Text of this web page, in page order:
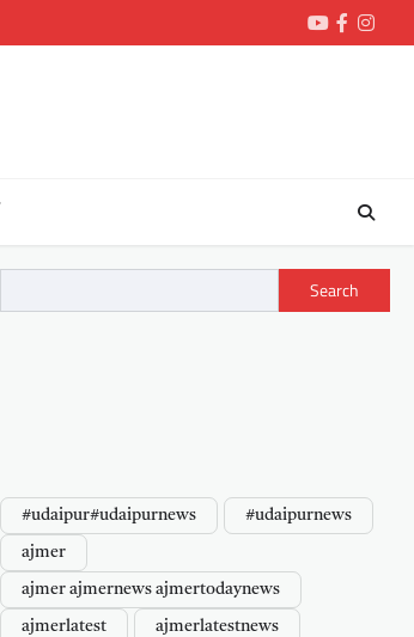
Youtube
Search
#udaipur#udaipurnews #udaipurnews
ajmer
ajmer ajmernews ajmertodaynews
ajmerlatest ajmerlatestnews